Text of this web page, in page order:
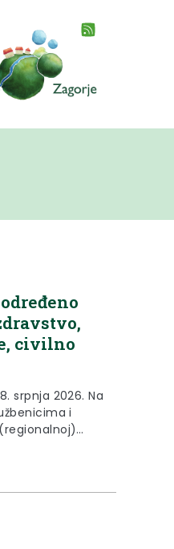
civilno
srpnja 2026. Na
i
za zdravstvo,